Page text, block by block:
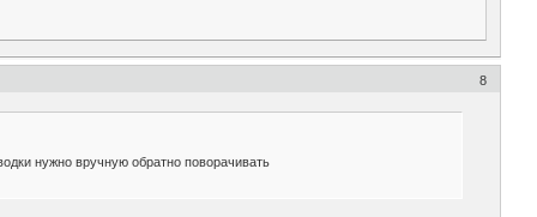
8
нужно вручную обратно поворачивать